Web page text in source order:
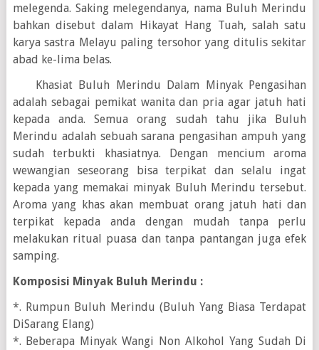
melegenda. Saking melegendanya, nama Buluh Merindu
bahkan disebut dalam Hikayat Hang Tuah, salah satu
karya sastra Melayu paling tersohor yang ditulis sekitar
abad ke-lima belas.
Khasiat Buluh Merindu Dalam Minyak Pengasihan
adalah sebagai pemikat wanita dan pria agar jatuh hati
kepada anda. Semua orang sudah tahu jika Buluh
Merindu adalah sebuah sarana pengasihan ampuh yang
sudah terbukti khasiatnya. Dengan mencium aroma
wewangian seseorang bisa terpikat dan selalu ingat
kepada yang memakai minyak Buluh Merindu tersebut.
Aroma yang khas akan membuat orang jatuh hati dan
terpikat kepada anda dengan mudah tanpa perlu
melakukan ritual puasa dan tanpa pantangan juga efek
samping.
Komposisi Minyak Buluh Merindu :
*. Rumpun Buluh Merindu (Buluh Yang Biasa Terdapat
DiSarang Elang)
*. Beberapa Minyak Wangi Non Alkohol Yang Sudah Di